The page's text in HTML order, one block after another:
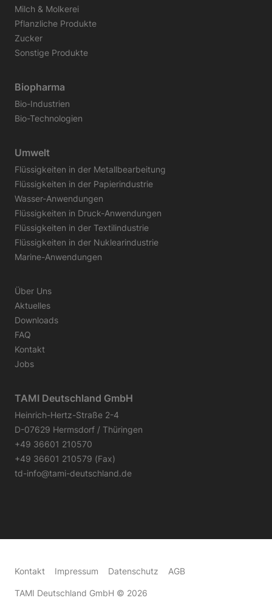
Milch & Molkerei
Pflanzliche Produkte
Zucker
Sonstige Produkte
Biopharma
Bio-Industrien
Bio-Technologien
Umwelt
Flüssigkeiten in der Metallbearbeitung
Flüssigkeiten in der Papierindustrie
Wasser-Anwendungen
Flüssigkeiten in Druck-Anwendungen
Flüssigkeiten in der Textilindustrie
Flüssigkeiten in der Nuklearindustrie
Marine-Anwendungen
Über Uns
Aktuelles
Downloads
FAQ
Kontakt
Jobs
TAMI Deutschland GmbH
Heinrich-Hertz-Straße 2-4
D-07629 Hermsdorf / Thüringen
+49 36601 210570
+49 36601 210579 (Fax)
td-info@tami-deutschland.de
Kontakt Impressum Datenschutz AGB
TAMI Deutschland GmbH © 2026